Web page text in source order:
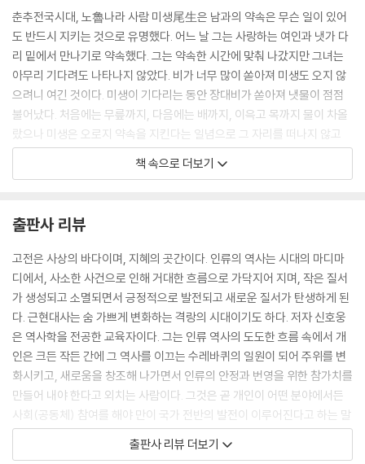
멀리 내다보는 안목을 기른다
눈과 귀가 미혹에 빠지면 패가망신한다
조무래기와는 더불어 일할 수 없다
천 리를 내다보는 안목을 키운다
늘 스스로 반성하는 마음을 기른다
백 번 듣는 것보다 한 번 보는 것이 낫다
저마다 지닌 다른 재능을 십분 활용한다
남의 단점을 비판하기 전에 장점을 찾아 격려한다
가난이 청빈이 아닌 것처럼 부유가 부도덕은 아니다
해마다 피는 꽃은 같아도 그것을 보는 사람은 다르다
죽기를 각오하면 살고 요행히 살기를 바라면 죽는다
호가호위하는 자는 결국 패가망신한다
소신을 파는 곡학아세로 자리를 구걸하지 않는다
05. 천하경영의 교훈과 지혜
- 천하를 어떻게 경영할 것인가
눈물로 표를 지어 천하경영의 요체를 아뢰다
중상모략이나 헛소문에 현혹되지 않는다
창업도 어렵지만 그것을 지키는 것은 더 어렵다
말을 가리켜 사슴이라 하는 무리가 권력을 농단하다
한번 엎질러진 물은 주워 담지 못한다
골육간의 다툼은 반드시 패가망신으로 끝난다
춘추전국시대, 노魯나라 사람 미생尾生은 남과의 약속은 무슨 일이 있어
도 반드시 지키는 것으로 유명했다. 어느 날 그는 사랑하는 여인과 냇가 다
리 밑에서 만나기로 약속했다. 그는 약속한 시간에 맞춰 나갔지만 그녀는
아무리 기다려도 나타나지 않았다. 비가 너무 많이 쏟아져 미생도 오지 않
으려니 여긴 것이다. 미생이 기다리는 동안 장대비가 쏟아져 냇물이 점점
불어났다. 처음에는 무릎까지, 다음에는 배까지, 이윽고 목까지 물이 차올
랐으나 미생은 오로지 약속을 지킨다는 일념으로 그 자리를 떠나지 않고
있다가 그만 교각을 끌어안은 채 물에 빠져 죽고 말았다(미생지신尾生之
에는 좀더 섬뜩한 고사가 등장한다. 과거에 응시하러 가던 범거경范巨卿
이라는 젊은이가 도중에 동상에 걸려 다 죽게 되었다. 역시 과거를 보러 가
던 장려張勵라는 젊은이가 그를 발견하고 며칠 동안 정성껏 돌봐주었다.
두 사람 모두 시험 날짜는 놓치고 말았지만, 대신 의형제를 맺었다. 둘은 다
음해 중양절重陽節(음력 9월 9일)에 장려의 집에서 만나기로 약속했다.
해가 바뀌어 약속한 날이 되자 장려는 음식을 장만해놓고 범거경을 기다렸
다. 날이 저물도록 손님은 나타나지 않았다. 이윽고 깊은 밤, 초췌한 몰골에
수심 가득한 표정의 범거경이 기척도 없이 장려의 방에 들어섰다. 그는 산
사람이 아니라 범거경의 귀신이었다. 생활고에 시달리던 범거경은 중양절
당일에야 뒤늦게 약속을 기억해냈지만 천 리 길을 가기에는 이미 때가 늦
었다. 어쩔 줄 몰라 하다가 “귀신은 천 리 길도 단숨에 갈 수 있다”는 말을
듣고는 스스로 목숨을 끊어 약속을 지킨 것이다.
책 속으로 더보기
출판사 리뷰
고전은 사상의 바다이며, 지혜의 곳간이다. 인류의 역사는 시대의 마디마
디에서, 사소한 사건으로 인해 거대한 흐름으로 가닥지어 지며, 작은 질서
가 생성되고 소멸되면서 긍정적으로 발전되고 새로운 질서가 탄생하게 된
다. 근현대사는 숨 가쁘게 변화하는 격랑의 시대이기도 하다. 저자 신호웅
은 역사학을 전공한 교육자이다. 그는 인류 역사의 도도한 흐름 속에서 개
인은 크든 작든 간에 그 역사를 이끄는 수레바퀴의 일원이 되어 주위를 변
화시키고, 새로움을 창조해 나가면서 인류의 안정과 번영을 위한 참가치를
만들어 내야 한다고 외치는 사람이다. 그것은 곧 개인이 어떤 분야에서든
사회(공동체) 참여를 해야 만이 국가 전반의 발전이 이루어진다고 하는 말
과도 일맥상통한다. 그러하기에 저자는 치열한 역사인식과 자기 통찰의 철
학, 그리고 이를 바탕으로 한 지혜가 만들어져야 한다고 보는 것이다. 그러
출판사 리뷰 더보기